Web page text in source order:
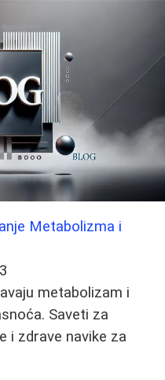
Metabolizma i
metabolizam i
Saveti za
i zdrave navike za